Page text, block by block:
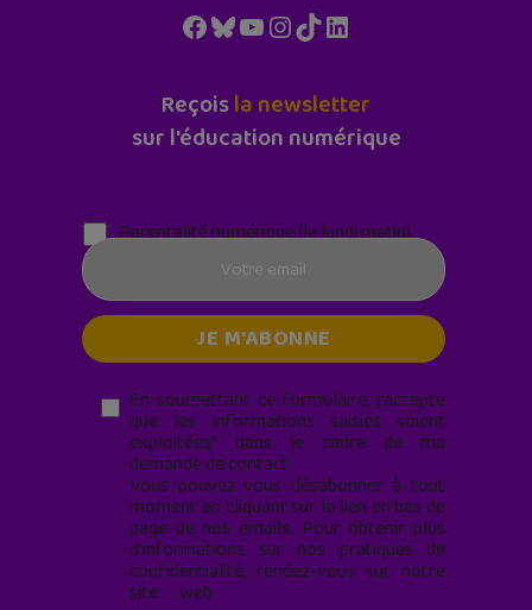
Facebook
Bluesky
YouTube
Instagram
TikTokLinkedIn
Reçoisla newsletter
sur l'éducation numérique
Parentalité numérique (le lundi matin)
En soumettant ce formulaire, j’accepte
que les informations saisies soient
exploitées* dans le cadre de ma
demande de contact.
Vous pouvez vous désabonner à tout
moment en cliquant sur le lien en bas de
page de nos emails. Pour obtenir plus
d'informations sur nos pratiques de
confidentialité, rendez-vous sur notre
site web